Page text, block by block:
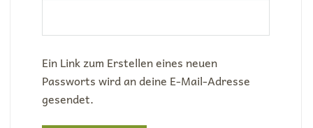
Ein Link zum Erstellen eines neuen
Passworts wird an deine E-Mail-Adresse
gesendet.